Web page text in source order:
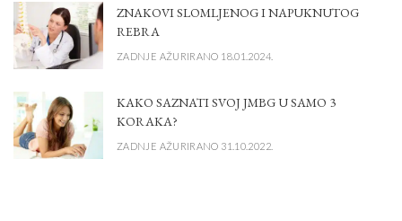
ZNAKOVI SLOMLJENOG I NAPUKNUTOG
REBRA
ZADNJE AŽURIRANO 18.01.2024.
KAKO SAZNATI SVOJ JMBG U SAMO 3
KORAKA?
ZADNJE AŽURIRANO 31.10.2022.